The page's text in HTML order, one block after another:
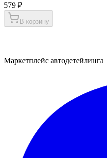
579 ₽
В корзину
Маркетплейс автодетейлинга